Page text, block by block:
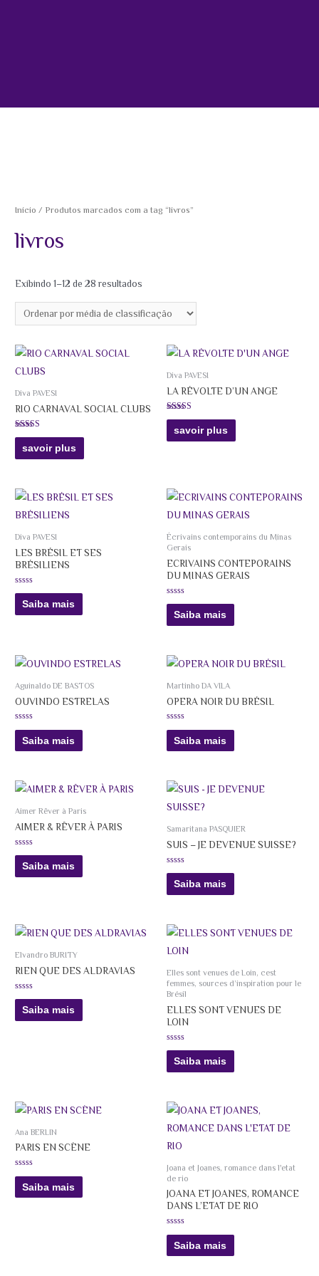
Início / Produtos marcados com a tag “livros”
livros
Exibindo 1–12 de 28 resultados
Diva PAVESI
RIO CARNAVAL SOCIAL CLUBS
Avaliação
5.00
de 5
savoir plus
Diva PAVESI
LA RÉVOLTE D’UN ANGE
Avaliação
5.00
de 5
savoir plus
Diva PAVESI
LES BRÉSIL ET SES
BRÉSILIENS
Avaliação
de
5
Saiba mais
Écrivains contemporains du Minas
Gerais
ECRIVAINS CONTEPORAINS
DU MINAS GERAIS
Avaliação
de
5
Saiba mais
Aguinaldo DE BASTOS
OUVINDO ESTRELAS
Avaliação
de
5
Saiba mais
Martinho DA VILA
OPERA NOIR DU BRÉSIL
Avaliação
de
5
Saiba mais
Aimer Rêver à Paris
AIMER & RÊVER À PARIS
Avaliação
de
5
Saiba mais
Samaritana PASQUIER
SUIS – JE DEVENUE SUISSE?
Avaliação
de
5
Saiba mais
Elvandro BURITY
RIEN QUE DES ALDRAVIAS
Avaliação
de
5
Saiba mais
Elles sont venues de Loin, cest
femmes, sources d’inspiration pour le
Brésil
ELLES SONT VENUES DE
LOIN
Avaliação
de
5
Saiba mais
Ana BERLIN
PARIS EN SCÈNE
Avaliação
de
5
Saiba mais
Joana et Joanes, romance dans l'etat
de rio
JOANA ET JOANES, ROMANCE
DANS L’ETAT DE RIO
Avaliação
de
5
Saiba mais